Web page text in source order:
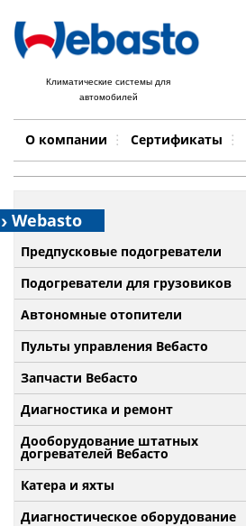
Климатические системы для
автомобилей
О компании Сертификаты
Быстрый поиск:
Примеры работ
Webasto
Предпусковые подогреватели
Подогреватели для грузовиков
Автономные отопители
Пульты управления Вебасто
Запчасти Вебасто
Диагностика и ремонт
Дооборудование штатных
догревателей Вебасто
Катера и яхты
Диагностическое оборудование